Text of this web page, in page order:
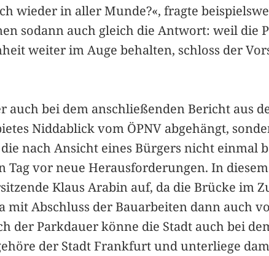
wieder in aller Munde?«, fragte
sodann auch gleich die Antwort: weil
weiter im Auge behalten, schloss der
auch bei dem anschließenden Bericht
Niddablick vom ÖPNV abgehängt,
nach Ansicht eines Bürgers nicht einmal
vor neue Herausforderungen. In
Klaus Arabin auf, da die Brücke im
mit Abschluss der Bauarbeiten dann auch
der Parkdauer könne die Stadt auch bei
der Stadt Frankfurt und unterliege